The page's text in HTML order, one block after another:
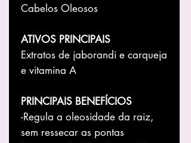
Cabelos Oleosos
ATIVOS PRINCIPAIS
Extratos de jaborandi e carqueja
e vitamina A
PRINCIPAIS BENEFÍCIOS
-Regula a oleosidade da raiz,
sem ressecar as pontas